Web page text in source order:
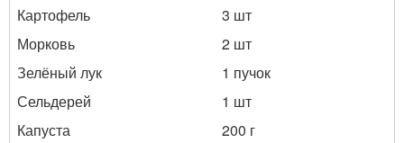
Картофель
3 шт
Морковь
2 шт
Зелёный лук
1 пучок
Сельдерей
1 шт
Капуста
200 г